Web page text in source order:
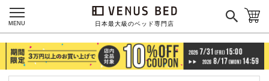
日本最大級のベッド専門店
MENU